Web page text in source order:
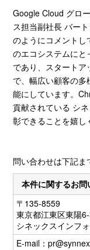
Google Cloud グロ
ス担当副社長 バー
のようにコメント
のエコシステムに
であり、スタート
で、幅広い顧客の
能にしています。
貢献されている シ
彰できることを嬉し
問い合わせは下記ま
本件に関するお問
〒135-8559
東京都江東区東陽
シネックスインフ
E-mail：